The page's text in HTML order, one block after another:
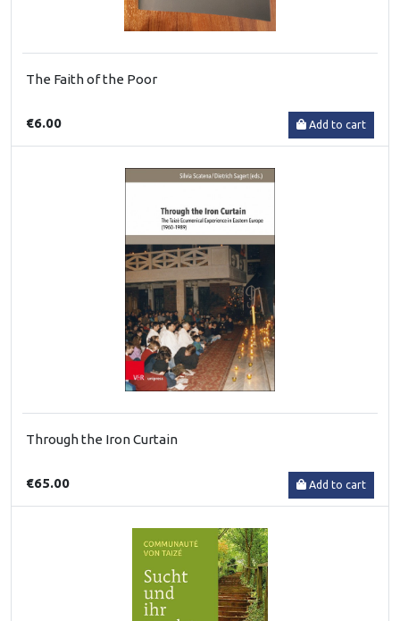
The Faith of the Poor
€6.00 Add to cart
Through the Iron Curtain
€65.00 Add to cart